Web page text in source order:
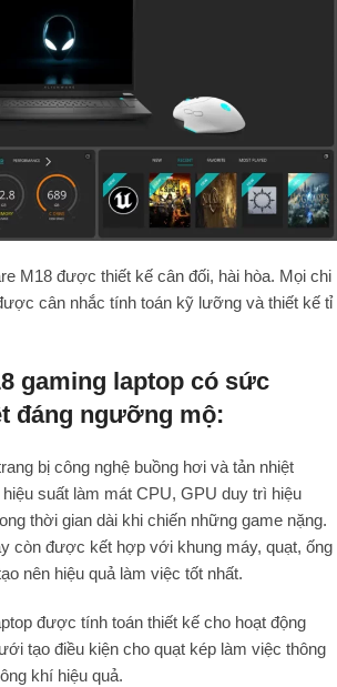
M18 được thiết kế cân đối, hài hòa. Mọi chi
cân nhắc tính toán kỹ lưỡng và thiết kế tỉ
gaming laptop có sức
đáng ngưỡng mộ:
bị công nghệ buồng hơi và tản nhiệt
suất làm mát CPU, GPU duy trì hiệu
thời gian dài khi chiến những game nặng.
còn được kết hợp với khung máy, quạt, ống
nên hiệu quả làm việc tốt nhất.
được tính toán thiết kế cho hoạt động
tạo điều kiện cho quạt kép làm việc thông
khí hiệu quả.